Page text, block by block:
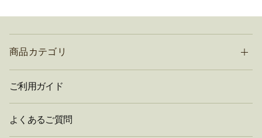
商品カテゴリ
ご利用ガイド
よくあるご質問